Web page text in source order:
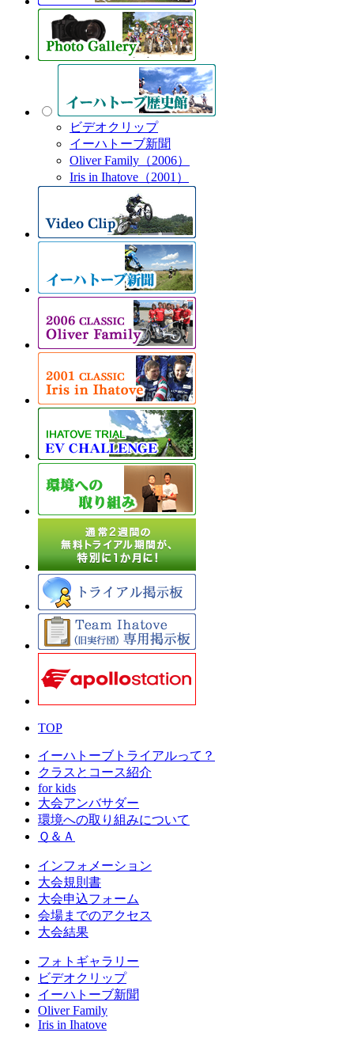
ビデオクリップ
イーハトーブ新聞
Oliver Family（2006）
Iris in Ihatove（2001）
TOP
イーハトーブトライアルって？
クラスとコース紹介
for kids
大会アンバサダー
環境への取り組みについて
Ｑ＆Ａ
インフォメーション
大会規則書
大会申込フォーム
会場までのアクセス
大会結果
フォトギャラリー
ビデオクリップ
イーハトーブ新聞
Oliver Family
Iris in Ihatove